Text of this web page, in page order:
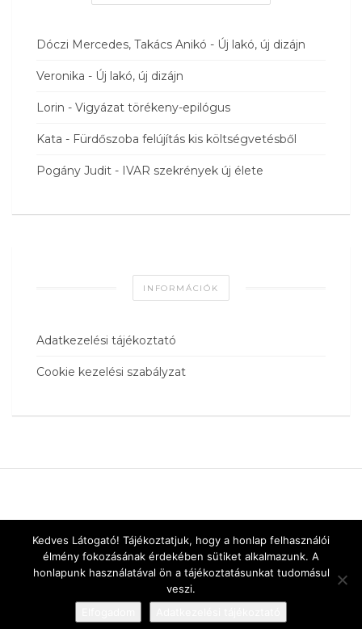
Dóczi Mercedes, Takács Anikó - Új lakó, új dizájn
Veronika - Új lakó, új dizájn
Lorin - Vigyázat törékeny-epilógus
Kata - Fürdőszoba felújítás kis költségvetésből
Pogány Judit - IVAR szekrények új élete
INFORMÁCIÓK
Adatkezelési tájékoztató
Cookie kezelési szabályzat
Kedves Látogató! Tájékoztatjuk, hogy a honlap felhasználói
élmény fokozásának érdekében sütiket alkalmazunk. A
honlapunk használatával ön a tájékoztatásunkat tudomásul
veszi.